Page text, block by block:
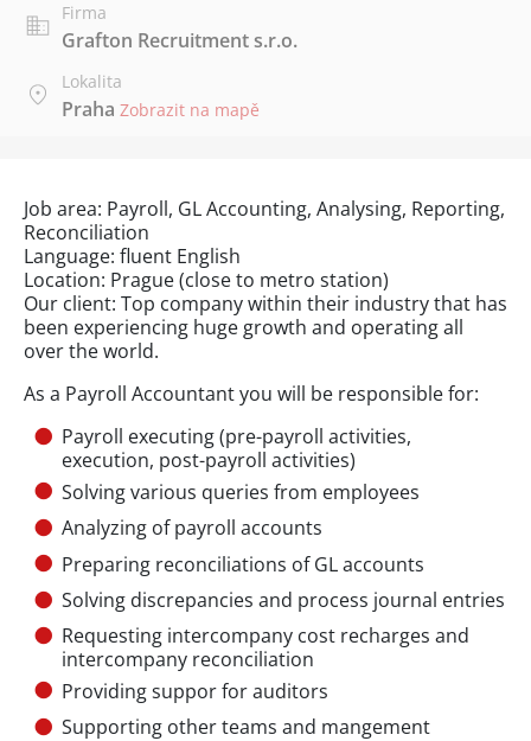
Firma
Grafton Recruitment s.r.o.
Lokalita
Praha Zobrazit na mapě
Job area: Payroll, GL Accounting, Analysing, Reporting,
Reconciliation
Language: fluent English
Location: Prague (close to metro station)
Our client: Top company within their industry that has
been experiencing huge growth and operating all
over the world.
As a Payroll Accountant you will be responsible for:
Payroll executing (pre-payroll activities,
execution, post-payroll activities)
Solving various queries from employees
Analyzing of payroll accounts
Preparing reconciliations of GL accounts
Solving discrepancies and process journal entries
Requesting intercompany cost recharges and
intercompany reconciliation
Providing suppor for auditors
Supporting other teams and mangement